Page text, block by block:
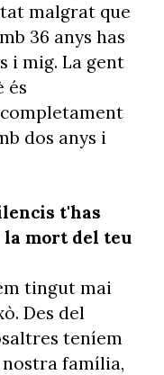
malgrat que
36 anys has
i mig. La gent
és
dos anys i
t'has
mort del teu
tingut mai
Des del
teníem
família,